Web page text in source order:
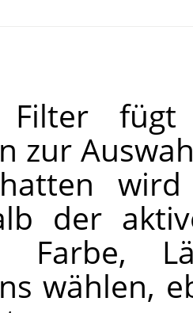
Filter fügt
zur
der
Farbe,
wählen,